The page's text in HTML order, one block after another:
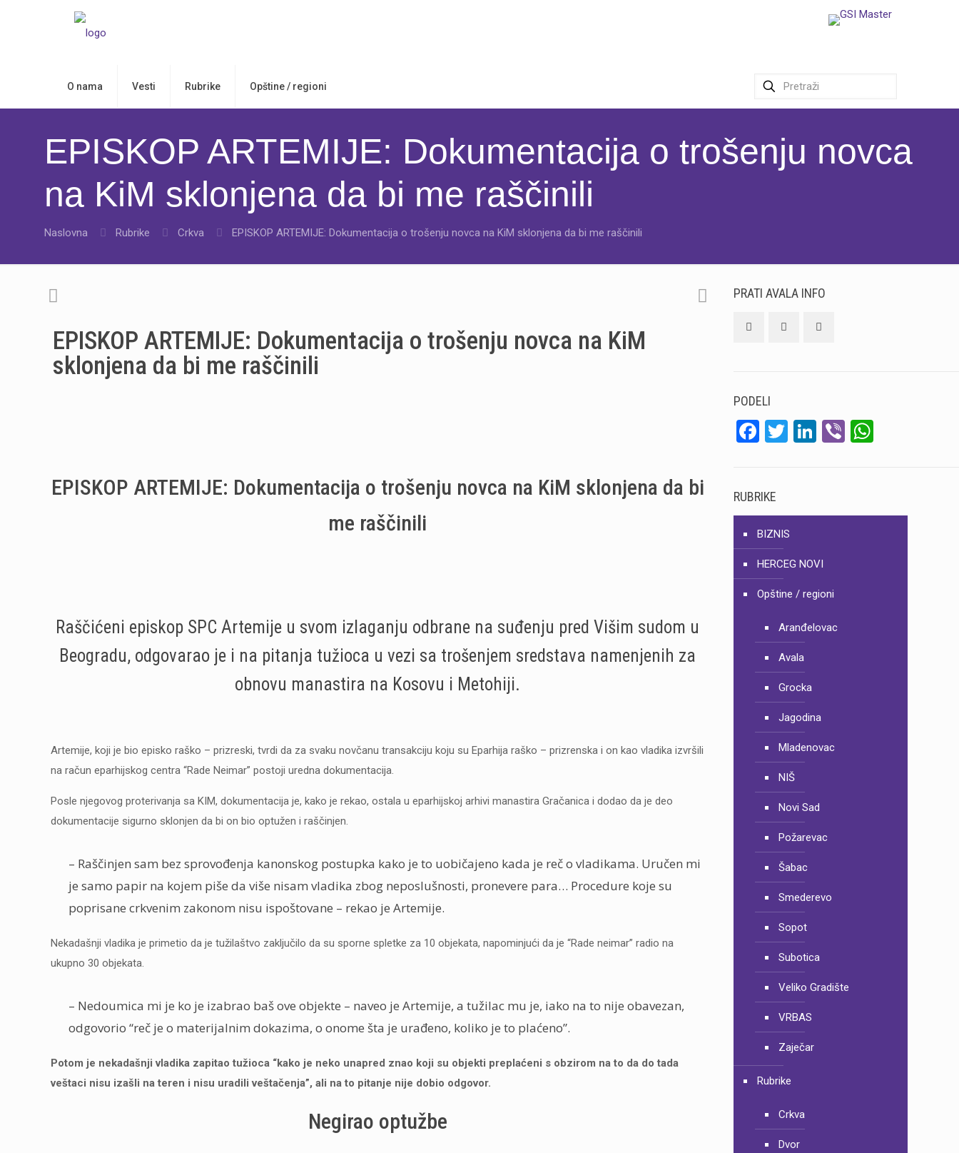
O nama Vesti Rubrike Opštine / regioni
EPISKOP ARTEMIJE: Dokumentacija o trošenju novca
na KiM sklonjena da bi me raščinili
Naslovna Rubrike Crkva EPISKOP ARTEMIJE: Dokumentacija o trošenju novca na KiM sklonjena da bi me raščinili
EPISKOP ARTEMIJE: Dokumentacija o trošenju novca na KiM
sklonjena da bi me raščinili
EPISKOP ARTEMIJE: Dokumentacija o trošenju novca na KiM sklonjena da bi
me raščinili
Raščićeni episkop SPC Artemije u svom izlaganju odbrane na suđenju pred Višim sudom u
Beogradu, odgovarao je i na pitanja tužioca u vezi sa trošenjem sredstava namenjenih za
obnovu manastira na Kosovu i Metohiji.
Artemije, koji je bio episko raško – prizreski, tvrdi da za svaku novčanu transakciju koju su Eparhija raško – prizrenska i on kao vladika izvršili
na račun eparhijskog centra “Rade Neimar” postoji uredna dokumentacija.
Posle njegovog proterivanja sa KIM, dokumentacija je, kako je rekao, ostala u eparhijskoj arhivi manastira Gračanica i dodao da je deo
dokumentacije sigurno sklonjen da bi on bio optužen i raščinjen.
– Raščinjen sam bez sprovođenja kanonskog postupka kako je to uobičajeno kada je reč o vladikama. Uručen mi
je samo papir na kojem piše da više nisam vladika zbog neposlušnosti, pronevere para… Procedure koje su
poprisane crkvenim zakonom nisu ispoštovane – rekao je Artemije.
Nekadašnji vladika je primetio da je tužilaštvo zaključilo da su sporne spletke za 10 objekata, napominjući da je “Rade neimar” radio na
ukupno 30 objekata.
– Nedoumica mi je ko je izabrao baš ove objekte – naveo je Artemije, a tužilac mu je, iako na to nije obavezan,
odgovorio “reč je o materijalnim dokazima, o onome šta je urađeno, koliko je to plaćeno”.
Potom je nekadašnji vladika zapitao tužioca “kako je neko unapred znao koji su objekti preplaćeni s obzirom na to da do tada
veštaci nisu izašli na teren i nisu uradili veštačenja”, ali na to pitanje nije dobio odgovor.
Negirao optužbe
PRATI AVALA INFO
PODELI
Facebook
Twitter
LinkedIn
Viber
RUBRIKE
BIZNIS
HERCEG NOVI
Opštine / regioni
Aranđelovac
Avala
Grocka
Jagodina
Mladenovac
NIŠ
Novi Sad
Požarevac
Šabac
Smederevo
Sopot
Subotica
Veliko Gradište
VRBAS
Zaječar
Rubrike
Crkva
Dvor